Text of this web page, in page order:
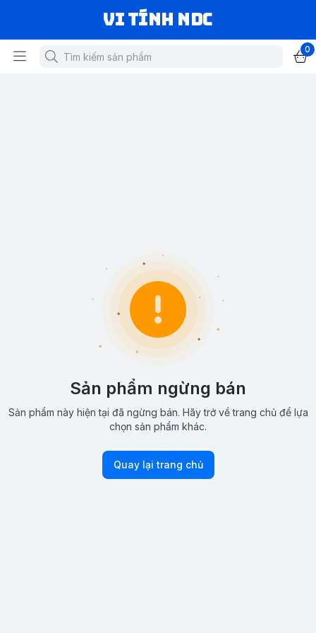
VI TÍNH NDC
0
Sản phẩm ngừng bán
Sản phẩm này hiện tại đã ngừng bán. Hãy trở về trang chủ để lựa
chọn sản phẩm khác.
Quay lại trang chủ